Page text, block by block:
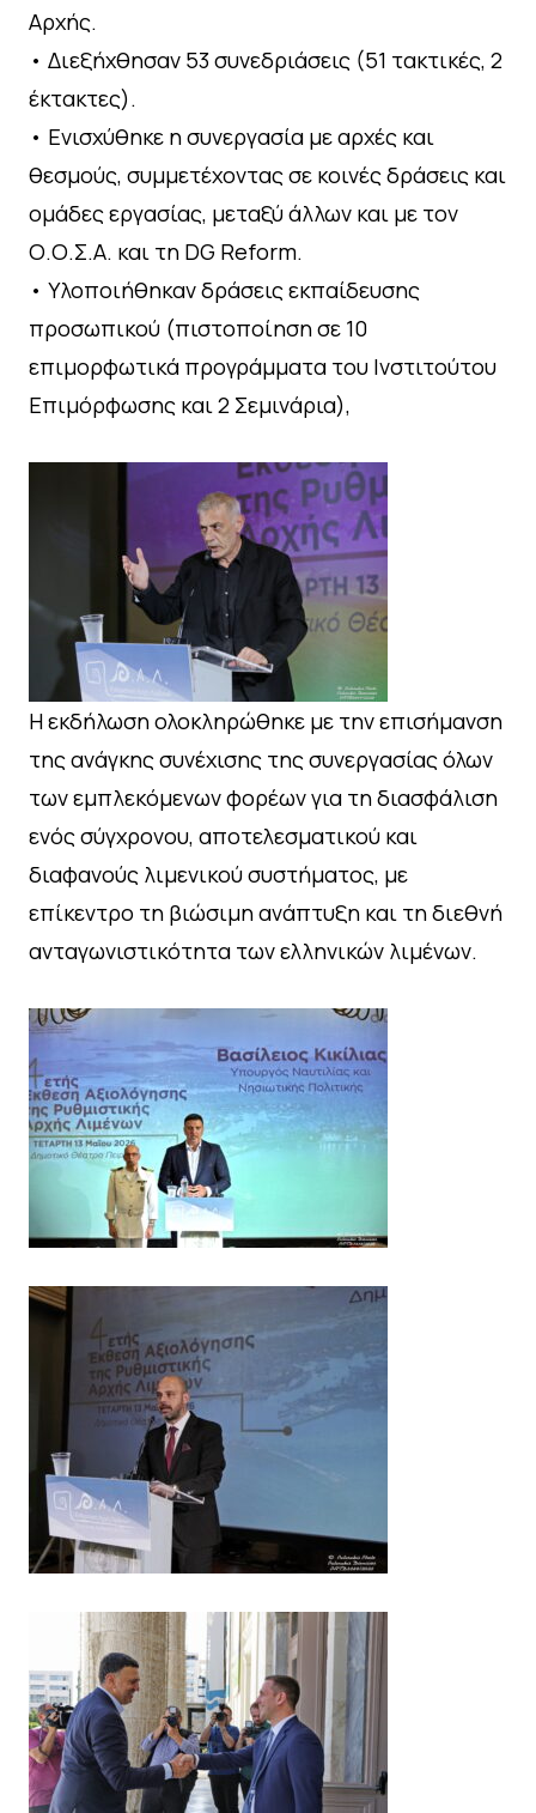
Αρχής.
• Διεξήχθησαν 53 συνεδριάσεις (51 τακτικές, 2
έκτακτες).
• Ενισχύθηκε η συνεργασία με αρχές και
θεσμούς, συμμετέχοντας σε κοινές δράσεις και
ομάδες εργασίας, μεταξύ άλλων και με τον
Ο.Ο.Σ.Α. και τη DG Reform.
• Υλοποιήθηκαν δράσεις εκπαίδευσης
προσωπικού (πιστοποίηση σε 10
επιμορφωτικά προγράμματα του Ινστιτούτου
Επιμόρφωσης και 2 Σεμινάρια),
Η εκδήλωση ολοκληρώθηκε με την επισήμανση
της ανάγκης συνέχισης της συνεργασίας όλων
των εμπλεκόμενων φορέων για τη διασφάλιση
ενός σύγχρονου, αποτελεσματικού και
διαφανούς λιμενικού συστήματος, με
επίκεντρο τη βιώσιμη ανάπτυξη και τη διεθνή
ανταγωνιστικότητα των ελληνικών λιμένων.